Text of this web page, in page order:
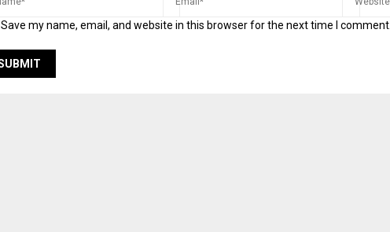
Save my name, email, and website in this browser for the next time I comment.